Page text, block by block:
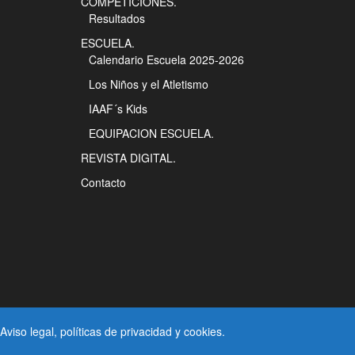
Resultados
ESCUELA.
Calendario Escuela 2025-2026
Los Niños y el Atletismo
IAAF´s Kids
EQUIPACION ESCUELA.
REVISTA DIGITAL.
Contacto
Aviso legal, políticas de privacidad y cookies.